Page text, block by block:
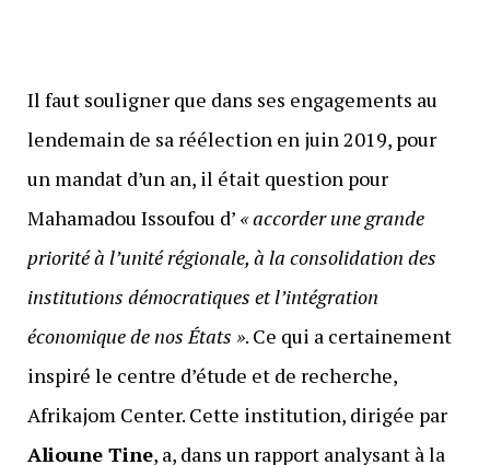
Il faut souligner que dans ses engagements au
lendemain de sa réélection en juin 2019, pour
un mandat d’un an, il était question pour
Mahamadou Issoufou d’ « accorder une grande
priorité à l’unité régionale, à la consolidation des
institutions démocratiques et l’intégration
économique de nos États ». Ce qui a certainement
inspiré le centre d’étude et de recherche,
Afrikajom Center. Cette institution, dirigée par
Alioune Tine, a, dans un rapport analysant à la